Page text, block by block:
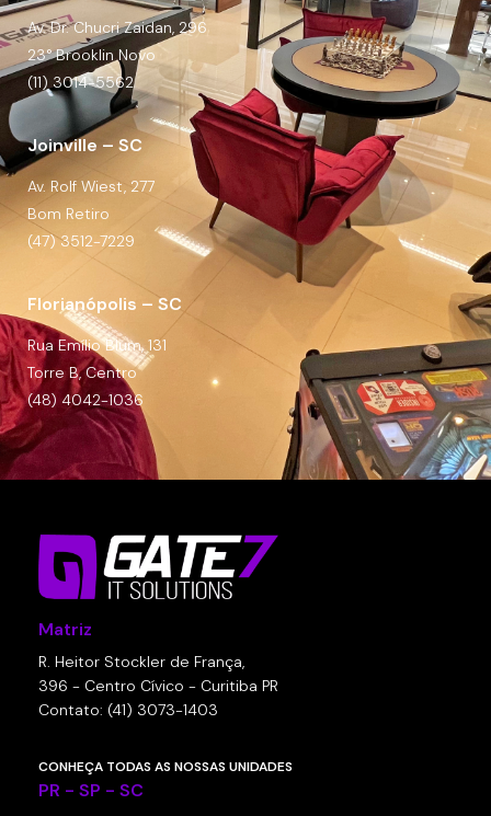
Av. Dr. Chucri Zaidan, 296
23° Brooklin Novo
(11) 3014-5562
Joinville – SC
Av. Rolf Wiest, 277
Bom Retiro
(47) 3512-7229
Florianópolis – SC
Rua Emílio Blum, 131
Torre B, Centro
(48) 4042-1036
Matriz
R. Heitor Stockler de França,
396 - Centro Cívico - Curitiba PR
Contato: (41) 3073-1403
CONHEÇA TODAS AS NOSSAS UNIDADES
PR - SP - SC